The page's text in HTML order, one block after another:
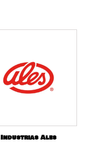
Industrias Ales